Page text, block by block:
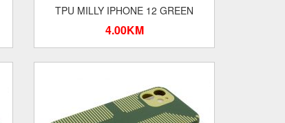
TPU MILLY IPHONE 12 GREEN
4.00KM